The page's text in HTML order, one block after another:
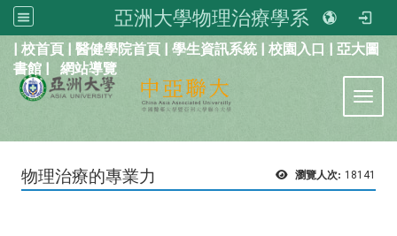
亞洲大學物理治療學系
| 校首頁 | 醫健學院首頁 | 學生資訊系統 | 校園入口 | 亞大圖
書館 | 網站導覽
瀏覽人次: 18141
物理治療的專業力